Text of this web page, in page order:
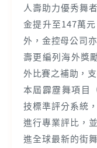
人壽助力優秀舞
金提升至147萬
外，金控母公司
壽更編列海外獎
外比賽之補助，
本屆霹靂舞項目
技標準評分系統
進行專業評比，
進全球最新的街